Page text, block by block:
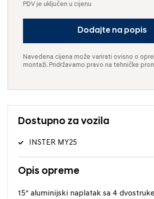
PDV je uključen u cijenu
Dodajte na popis
Navedena cijena može varirati ovisno o
montaži. Pridržavamo pravo na tehničke
Dostupno za vozila
INSTER MY25
Opis opreme
15″ aluminijski naplatak sa 4